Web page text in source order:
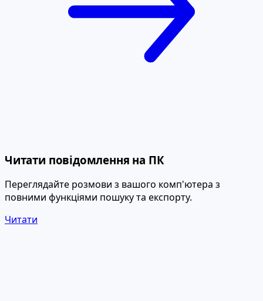
Читати повідомлення на ПК
Переглядайте розмови з вашого комп'ютера з
повними функціями пошуку та експорту.
Читати